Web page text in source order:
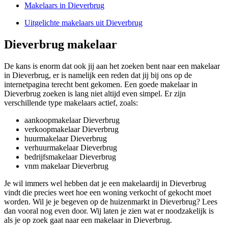
Makelaars in Dieverbrug
Uitgelichte makelaars uit Dieverbrug
Dieverbrug makelaar
De kans is enorm dat ook jij aan het zoeken bent naar een makelaar
in Dieverbrug, er is namelijk een reden dat jij bij ons op de
internetpagina terecht bent gekomen. Een goede makelaar in
Dieverbrug zoeken is lang niet altijd even simpel. Er zijn
verschillende type makelaars actief, zoals:
aankoopmakelaar Dieverbrug
verkoopmakelaar Dieverbrug
huurmakelaar Dieverbrug
verhuurmakelaar Dieverbrug
bedrijfsmakelaar Dieverbrug
vnm makelaar Dieverbrug
Je wil immers wel hebben dat je een makelaardij in Dieverbrug
vindt die precies weet hoe een woning verkocht of gekocht moet
worden. Wil je je begeven op de huizenmarkt in Dieverbrug? Lees
dan vooral nog even door. Wij laten je zien wat er noodzakelijk is
als je op zoek gaat naar een makelaar in Dieverbrug.